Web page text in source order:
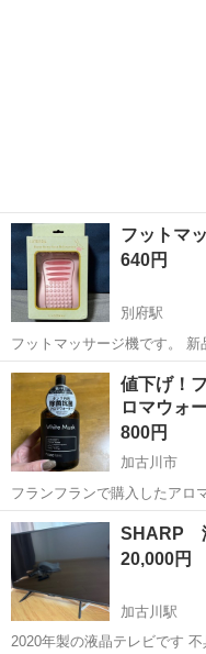
フットマ
640円
別府駅
フットマッサージ機です。 新品未使用です。
回ってクタクタの足、座りっ
足がパンパン…一日頑張った
乗せるとぶるぶる振動。 足
兵庫 加古川市 別府駅
値下げ！
ロマウォ
800円
加古川市
フランフランで購入したアロ
ません。 本品2〜3プッシュ+水
2025.12月頃 内容量 330ml
兵庫 加古川市 季節
SHARP
20,000円
加古川駅
2020年製の液晶テレビです 不